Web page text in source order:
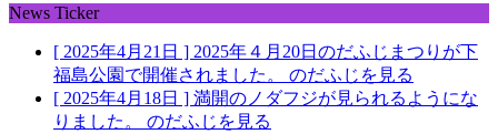
News Ticker
[ 2025年4月21日 ] 2025年４月20日のだふじまつりが下
福島公園で開催されました。 のだふじを見る
[ 2025年4月18日 ] 満開のノダフジが見られるようにな
りました。 のだふじを見る